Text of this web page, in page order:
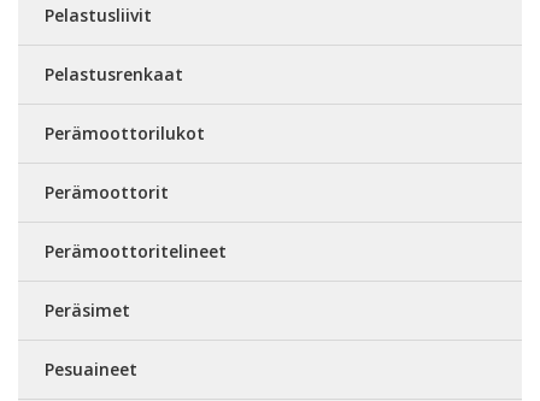
Pelastusliivit
Pelastusrenkaat
Perämoottorilukot
Perämoottorit
Perämoottoritelineet
Peräsimet
Pesuaineet